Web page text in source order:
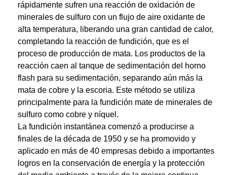
rápidamente sufren una reacción de oxidación de
minerales de sulfuro con un flujo de aire oxidante de
alta temperatura, liberando una gran cantidad de calor,
completando la reacción de fundición, que es el
proceso de producción de mata. Los productos de la
reacción caen al tanque de sedimentación del horno
flash para su sedimentación, separando aún más la
mata de cobre y la escoria. Este método se utiliza
principalmente para la fundición mate de minerales de
sulfuro como cobre y níquel.
La fundición instantánea comenzó a producirse a
finales de la década de 1950 y se ha promovido y
aplicado en más de 40 empresas debido a importantes
logros en la conservación de energía y la protección